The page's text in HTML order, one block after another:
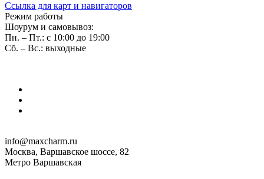
Ссылка для карт и навигаторов
Режим работы
Шоурум и самовывоз:
Пн. – Пт.: с 10:00 до 19:00
Сб. – Вс.: выходные
info@maxcharm.ru
Москва, Варшавское шоссе, 82
Метро Варшавская